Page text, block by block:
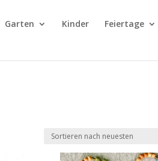
Garten Kinder Feiertage